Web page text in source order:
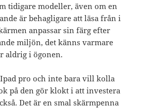
tidigare modeller, även om en
är behagligare att läsa från i
anpassar sin färg efter
miljön, det känns varmare
aldrig i ögonen.
pro och inte bara vill kolla
på den gör klokt i att investera
Det är en smal skärmpenna